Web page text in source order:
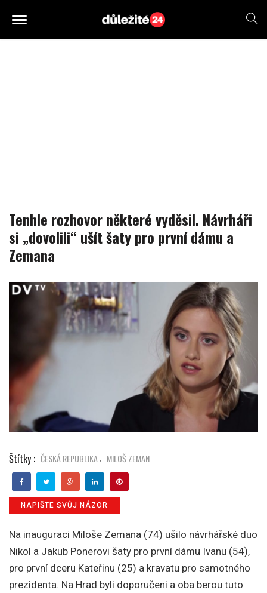
Tenhle rozhovor některé vyděsil. Návrháři
si „dovolili“ ušít šaty pro první dámu a
Zemana
Štítky : ČESKÁ REPUBLIKA, MILOŠ ZEMAN
NAPIŠTE SVŮJ NÁZOR
Na inauguraci Miloše Zemana (74) ušilo návrhářské duo
Nikol a Jakub Ponerovi šaty pro první dámu Ivanu (54),
pro první dceru Kateřinu (25) a kravatu pro samotného
prezidenta. Na Hrad byli doporučeni a oba berou tuto